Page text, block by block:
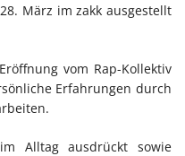
März im zakk ausgestellt
vom Rap-Kollektiv
Erfahrungen durch
Alltag ausdrückt sowie